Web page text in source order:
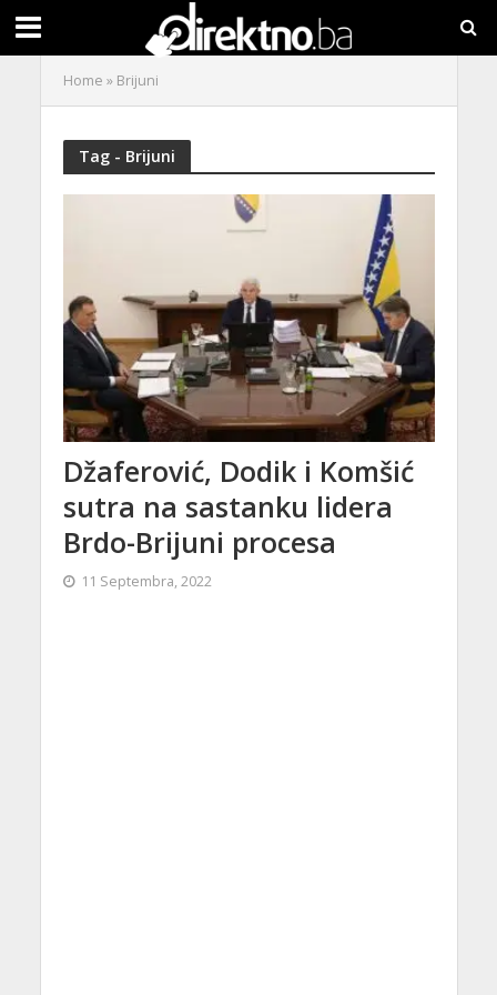
Home » Brijuni
Tag - Brijuni
Džaferović, Dodik i Komšić
sutra na sastanku lidera
Brdo-Brijuni procesa
11 Septembra, 2022